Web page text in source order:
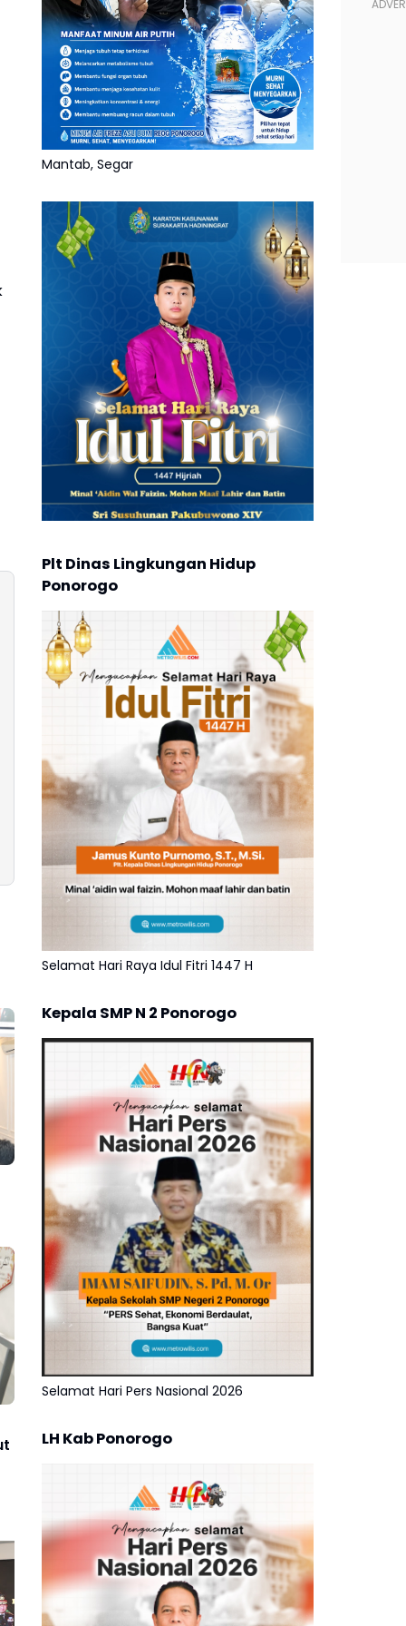
Mantab, Segar
Plt Dinas Lingkungan Hidup
Ponorogo
Selamat Hari Raya Idul Fitri 1447 H
Kepala SMP N 2 Ponorogo
Selamat Hari Pers Nasional 2026
LH Kab Ponorogo